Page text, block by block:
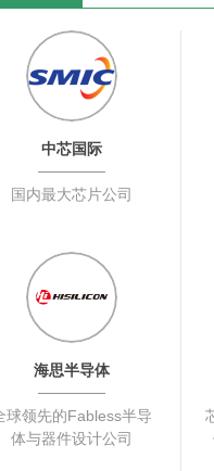
中芯国际
国内最大芯片公司
海思半导体
球领先的Fabless半导
体与器件设计公司